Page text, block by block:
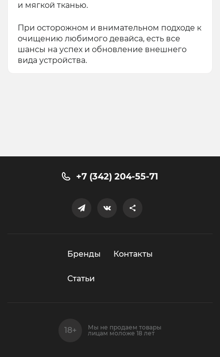
и мягкой тканью.
При осторожном и внимательном подходе к
очищению любимого девайса, есть все
шансы на успех и обновление внешнего
вида устройства.
+7 (342) 204-55-71
Бренды
Статьи
Контакты
Мы не продаем товары
лицам моложе 18 лет